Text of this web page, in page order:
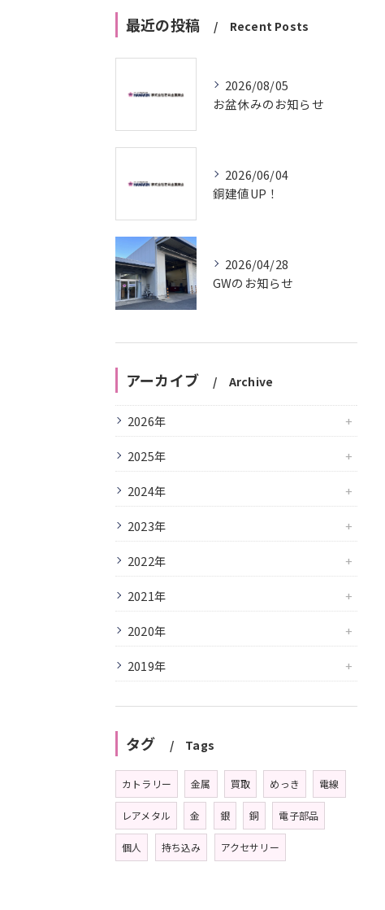
最近の投稿 Recent Posts
2026/08/05
お盆休みのお知らせ
2026/06/04
銅建値UP！
2026/04/28
GWのお知らせ
アーカイブ Archive
2026年
2025年
2024年
2023年
2022年
2021年
2020年
2019年
タグ Tags
カトラリー 金属 買取 めっき 電線
レアメタル 金 銀 銅 電子部品
個人 持ち込み アクセサリー